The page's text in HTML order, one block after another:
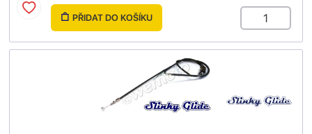
PŘIDAT DO KOŠÍKU